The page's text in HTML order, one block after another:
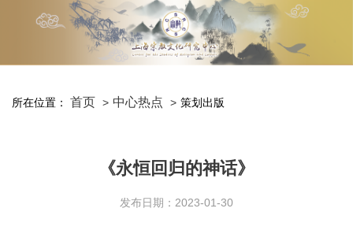
所在位置： 首页 中心热点 策划出版
《永恒回归的神话》
发布日期：2023-01-30